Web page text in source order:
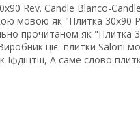
Rev. Candle Blanco-
мовою як "Плитка 30x90
прочитаном як "Плитка
цієї плитки Saloni
Іфдщтш, А саме слово